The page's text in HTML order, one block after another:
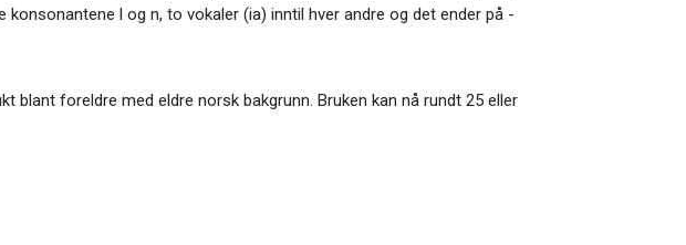
l og n, to vokaler (ia) inntil hver andre og det ender på -
blant foreldre med eldre norsk bakgrunn. Bruken kan nå rundt 25 eller